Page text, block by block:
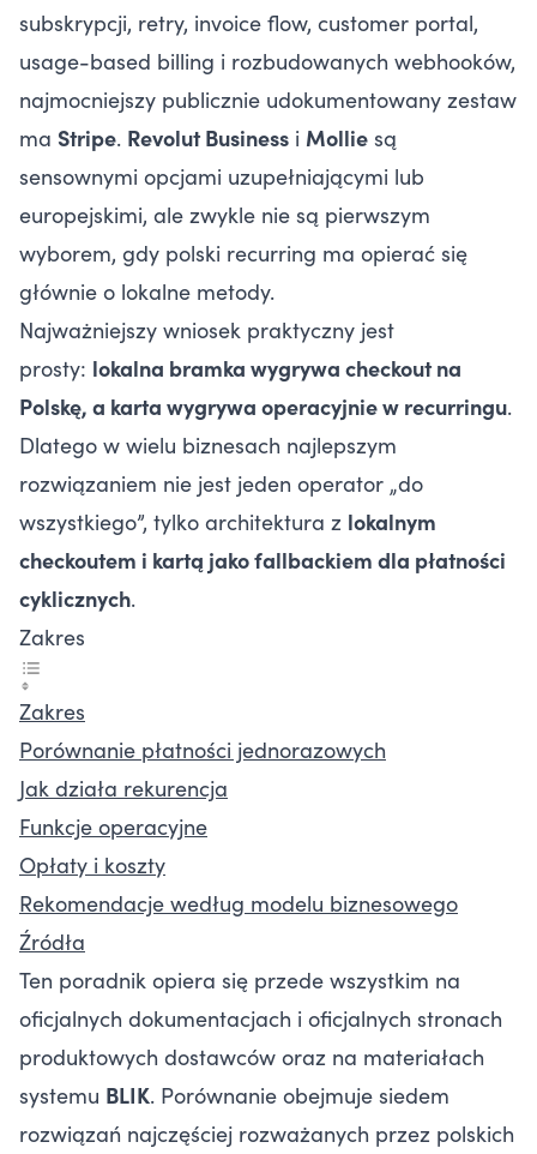
subskrypcji, retry, invoice flow, customer portal,
usage-based billing i rozbudowanych webhooków,
najmocniejszy publicznie udokumentowany zestaw
ma Stripe. Revolut Business i Mollie są
sensownymi opcjami uzupełniającymi lub
europejskimi, ale zwykle nie są pierwszym
wyborem, gdy polski recurring ma opierać się
głównie o lokalne metody.
Najważniejszy wniosek praktyczny jest
prosty: lokalna bramka wygrywa checkout na
Polskę, a karta wygrywa operacyjnie w recurringu.
Dlatego w wielu biznesach najlepszym
rozwiązaniem nie jest jeden operator „do
wszystkiego”, tylko architektura z lokalnym
checkoutem i kartą jako fallbackiem dla płatności
cyklicznych.
Zakres
Zakres
Porównanie płatności jednorazowych
Jak działa rekurencja
Funkcje operacyjne
Opłaty i koszty
Rekomendacje według modelu biznesowego
Źródła
Ten poradnik opiera się przede wszystkim na
oficjalnych dokumentacjach i oficjalnych stronach
produktowych dostawców oraz na materiałach
systemu BLIK. Porównanie obejmuje siedem
rozwiązań najczęściej rozważanych przez polskich